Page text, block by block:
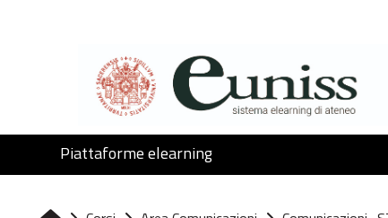
Piattaforme elearning